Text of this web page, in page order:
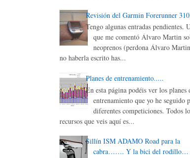
Revisión del Garmin Forerunner
Tengo algunas entradas pendientes.
que me comentó Álvaro Martin
neoprenos (perdona Álvaro
no haberla escrito has...
Planes de entrenamiento.....
En esta página podéis ver los planes
entrenamiento que yo he seguido
diferentes competiciones. Todos
recursos que veis aquí es...
Sillín ISM ADAMO Road para la
cabra……. Y la bici del rodillo…